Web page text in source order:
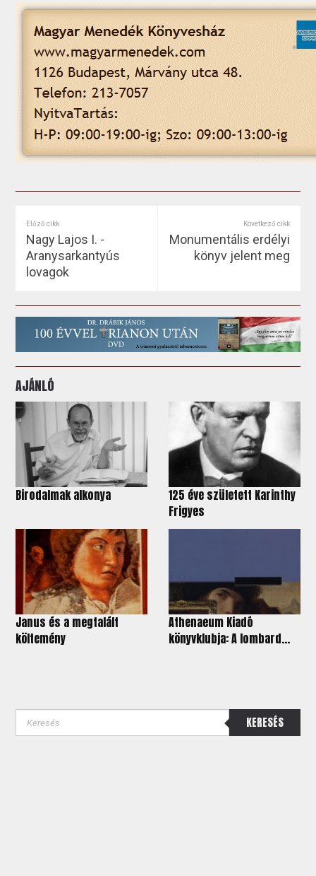
Előző cikk
Nagy Lajos I. -
Aranysarkantyús
lovagok
Következő cikk
Monumentális erdélyi
könyv jelent meg
AJÁNLÓ
Birodalmak alkonya
125 éve született Karinthy
Frigyes
Janus és a megtalált
költemény
Athenaeum Kiadó
könyvklubja: A lombard...
KERESÉS